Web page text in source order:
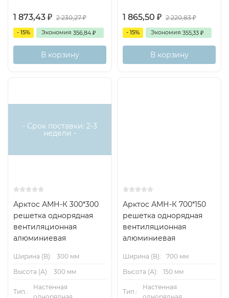
АМН 200*100 АМН 800*200
АМН 500*100
АМН 150*150 АМН 400*200
АМН 300*150 АМН 500*200 АМН 700*300
АМН 500*150 АМН 700*200 АМН 1000*300
1 873,43 ₽ 2 230,27₽
- 15% Экономия 356,84 ₽
В корзину
1 865,50 ₽ 2 220,83₽
- 15% Экономия 355,33 ₽
В корзину
- Срок поставки: 2-3
недели -
Арктос АМН-К 300*300
решетка однорядная
вентиляционная
алюминиевая
Ширина (B):
300 мм
Высота (А):
300 мм
Тип.:
Настенная
Арктос АМН-К 700*150
решетка однорядная
вентиляционная
алюминиевая
Ширина (B):
700 мм
Высота (А):
150 мм
Тип.:
Настенная